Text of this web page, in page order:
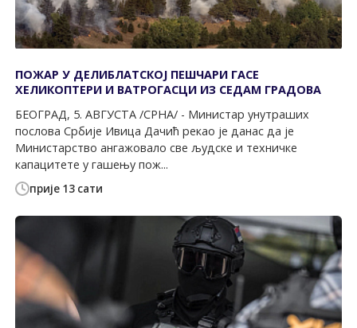
прије 13 сати
ПОЖАР У ДЕЛИБЛАТСКОЈ ПЕШЧАРИ ГАСЕ
ХЕЛИКОПТЕРИ И ВАТРОГАСЦИ ИЗ СЕДАМ ГРАДОВА
БЕОГРАД, 5. АВГУСТА /СРНА/ - Министар унутраших
послова Србије Ивица Дачић рекао је данас да је
Министарство ангажовало све људске и техничке
капацитете у гашењу пож...